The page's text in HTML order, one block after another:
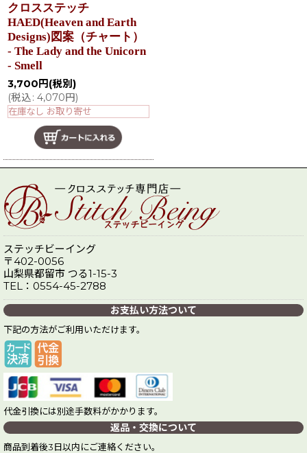
クロスステッチ
HAED(Heaven and Earth
Designs)図案（チャート）
- The Lady and the Unicorn
- Smell
3,700 円 (税別)
(税込: 4,070円)
在庫なし お取り寄せ
ステッチビーイング
〒402-0056
山梨県都留市 つる1-15-3
TEL：0554-45-2788
お支払い方法ついて
下記の方法がご利用いただけます。
代金引換には別途手数料がかかります。
返品・交換について
商品到着後3日以内にご連絡ください。